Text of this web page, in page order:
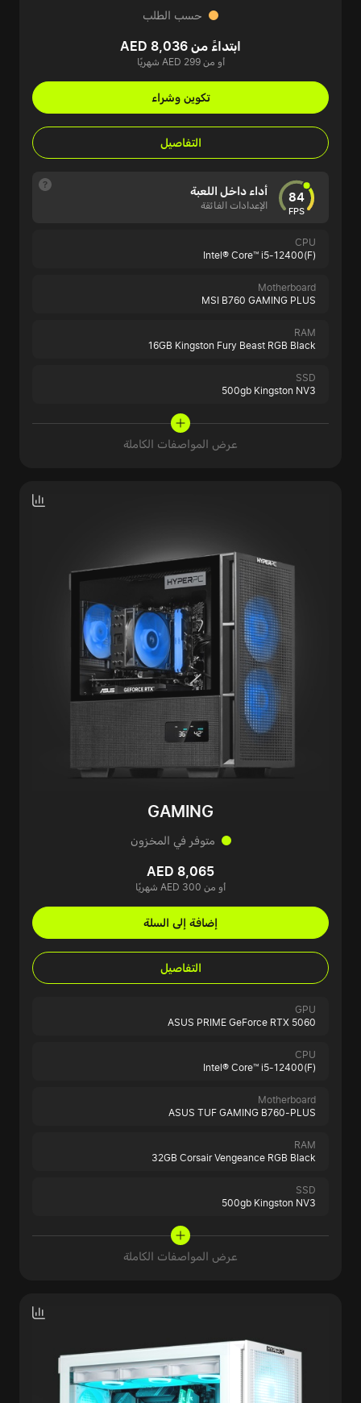
حسب الطلب
ابتداءً من AED 8,036
أو من AED 299 شهريًا
تكوين وشراء
التفاصيل
84
FPS
أداء داخل اللعبة
الإعدادات الفائقة
CPU
Intel® Core™ i5-12400(F)
Motherboard
MSI B760 GAMING PLUS
RAM
16GB Kingston Fury Beast RGB Black
SSD
500gb Kingston NV3
عرض المواصفات الكاملة
GAMING
متوفر في المخزون
AED 8,065
أو من AED 300 شهريًا
إضافة إلى السلة
التفاصيل
GPU
ASUS PRIME GeForce RTX 5060
CPU
Intel® Core™ i5-12400(F)
Motherboard
ASUS TUF GAMING B760-PLUS
RAM
32GB Corsair Vengeance RGB Black
SSD
500gb Kingston NV3
عرض المواصفات الكاملة